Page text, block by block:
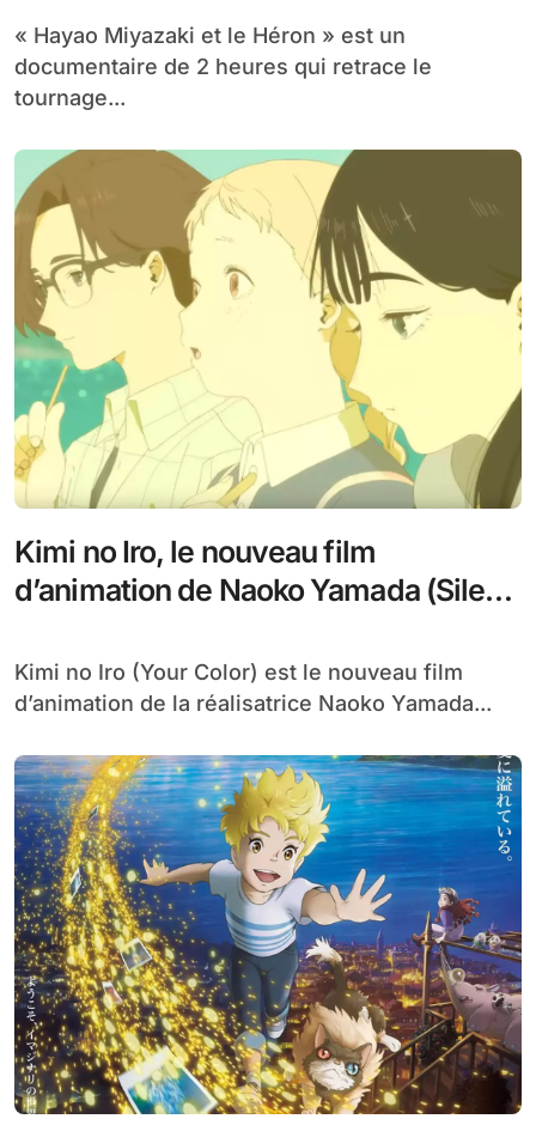
l’animation japonaise
« Hayao Miyazaki et le Héron » est un
documentaire de 2 heures qui retrace le
tournage...
Kimi no Iro, le nouveau film
d’animation de Naoko Yamada (Silent
bande-annonce !
Kimi no Iro (Your Color) est le nouveau film
d’animation de la réalisatrice Naoko Yamada...